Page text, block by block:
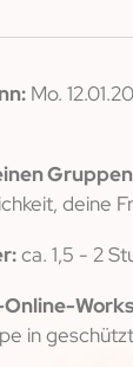
Mo.
Gruppen
deine
ca. 1,5 - 2
in